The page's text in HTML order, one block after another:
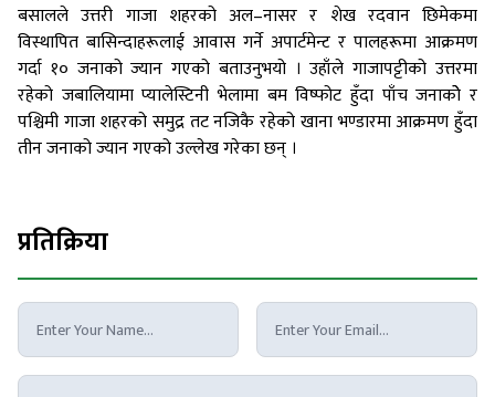
बसालले उत्तरी गाजा शहरको अल–नासर र शेख रदवान छिमेकमा
विस्थापित बासिन्दाहरूलाई आवास गर्ने अपार्टमेन्ट र पालहरूमा आक्रमण
गर्दा १० जनाको ज्यान गएको बताउनुभयो । उहाँले गाजापट्टीको उत्तरमा
रहेको जबालियामा प्यालेस्टिनी भेलामा बम विष्फोट हुँदा पाँच जनाकोे र
पश्चिमी गाजा शहरको समुद्र तट नजिकै रहेको खाना भण्डारमा आक्रमण हुँदा
तीन जनाको ज्यान गएको उल्लेख गरेका छन् ।
प्रतिक्रिया